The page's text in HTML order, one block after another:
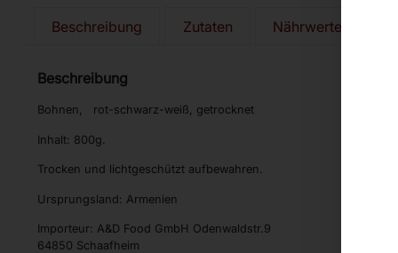
Beschreibung Zutaten Nährwerte
Beschreibung
Bohnen, rot-schwarz-weiß, getrocknet
Inhalt: 800g.
Trocken und lichtgeschützt aufbewahren.
Ursprungsland: Armenien
Importeur: A&D Food GmbH Odenwaldstr.9
64850 Schaafheim